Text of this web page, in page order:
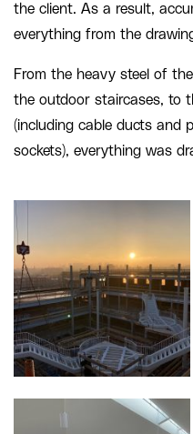
the client. As a result,
everything from the
From the heavy steel of
the outdoor staircases, to
(including cable ducts and
sockets), everything was